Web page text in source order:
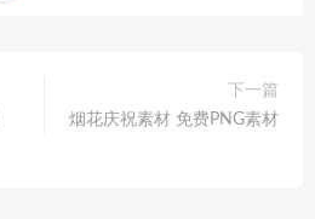
下一篇
烟花庆祝素材 免费PNG素材